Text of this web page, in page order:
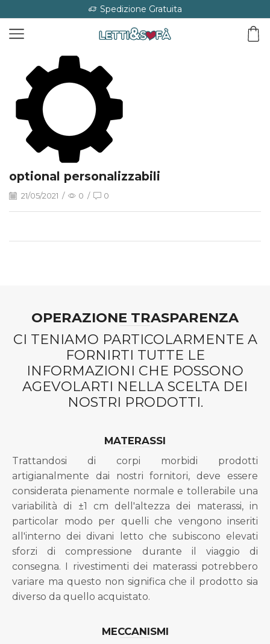
Spedizione Gratuita
optional personalizzabili
21/05/2021 / 0 / 0
OPERAZIONE TRASPARENZA
CI TENIAMO PARTICOLARMENTE A
FORNIRTI TUTTE LE
INFORMAZIONI CHE POSSONO
AGEVOLARTI NELLA SCELTA DEI
NOSTRI PRODOTTI.
MATERASSI
Trattandosi di corpi morbidi prodotti
artigianalmente dai nostri fornitori, deve essere
considerata pienamente normale e tollerabile una
variabilità di ±1 cm dell'altezza dei materassi, in
particolar modo per quelli che vengono inseriti
all'interno dei divani letto che subiscono elevati
sforzi di compressione durante il viaggio di
consegna. I rivestimenti dei materassi potrebbero
variare ma questo non significa che il prodotto sia
diverso da quello acquistato.
MECCANISMI